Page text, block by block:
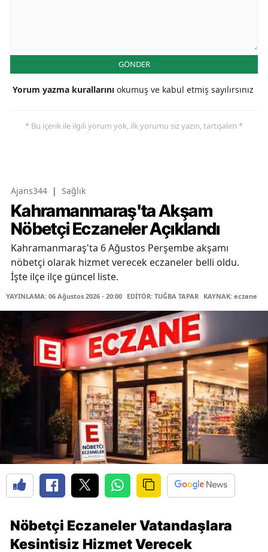
GÖNDER
Yorum yazma kurallarını okumuş ve kabul etmiş sayılırsınız
* Bu içerik ile ilgili yorum yok, ilk yorumu siz yazın, tartışalım *
Ajans344 | Sağlık
Kahramanmaraş'ta Akşam
Nöbetçi Eczaneler Açıklandı
Kahramanmaraş'ta 6 Ağustos Perşembe akşamı
nöbetçi olarak hizmet verecek eczaneler belli oldu.
İşte ilçe ilçe güncel liste.
YAYINLAMA: 06 Ağustos 2026 - 20:00 EDİTÖR: TUĞBA TAPAR KAYNAK: eczane
Nöbetçi Eczaneler Vatandaşlara
Kesintisiz Hizmet Verecek